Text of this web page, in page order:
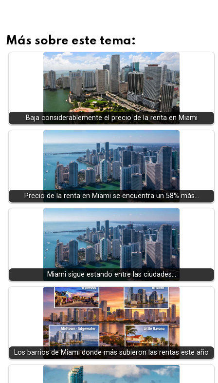
Más sobre este tema:
Baja considerablemente el precio de la renta en Miami
Precio de la renta en Miami se encuentra un 58% más…
Miami sigue estando entre las ciudades…
Los barrios de Miami donde más subieron las rentas este año